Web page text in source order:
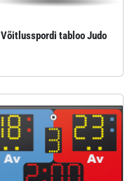
Võitlusspordi tabloo Judo